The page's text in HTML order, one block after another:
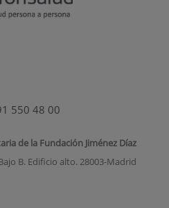
550 48 00
de la Fundación Jiménez Díaz
B. Edificio alto. 28003-Madrid